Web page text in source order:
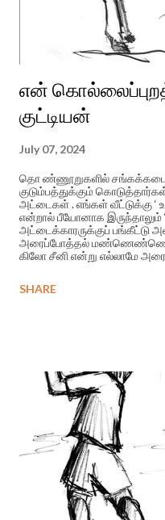
என்
குட்டியன்
July 07, 2024
தொ ண்ணூறுகளில்
குடும்பத்துக்கும்
அட்டைகள் . எங்கள் வீட்டுக்கு ‘
என்றால் பீயோனாக இருந்தாலும்
அட்டைக்காரருக்குப் பங்கீட்டு
அரைப்போத்தல் மண்ணெண்ணெய் ,
கிலோ சீனி என்று எல்லாமே
அதிக சம்பளம் என்ற கதை
கவுன்மேந்து உத்தியோகம் .
SHARE